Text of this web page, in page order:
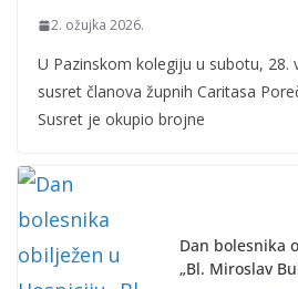
2. ožujka 2026.
U Pazinskom kolegiju u subotu, 28.
susret članova župnih Caritasa
Susret je okupio brojne
Dan bolesnika
„Bl. Miroslav